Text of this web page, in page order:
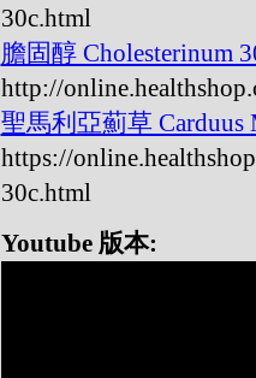
30c.html
膽固醇 Cholesterinum
http://
聖馬利亞薊草 Carduus
https://
30c.html
Youtube 版本: